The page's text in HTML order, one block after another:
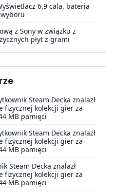
6,9 cala, bateria
z Sony w związku z
płyt z grami
Steam Decka znalazł
fizycznej kolekcji gier za
MB pamięci
Steam Decka znalazł
fizycznej kolekcji gier za
MB pamięci
Steam Decka znalazł
fizycznej kolekcji gier za
MB pamięci